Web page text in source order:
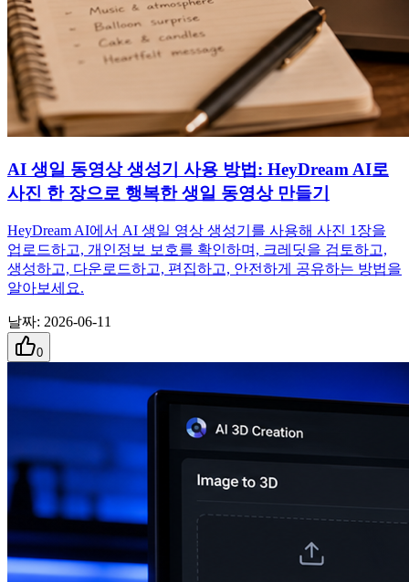
AI 생일 동영상 생성기 사용 방법: HeyDream AI로
사진 한 장으로 행복한 생일 동영상 만들기
HeyDream AI에서 AI 생일 영상 생성기를 사용해 사진 1장을
업로드하고, 개인정보 보호를 확인하며, 크레딧을 검토하고,
생성하고, 다운로드하고, 편집하고, 안전하게 공유하는 방법을
알아보세요.
날짜: 2026-06-11
0